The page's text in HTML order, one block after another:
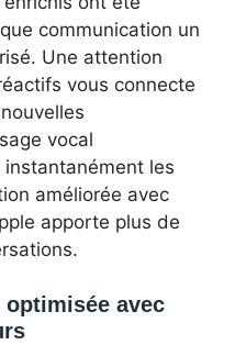
communication un
Une attention
vous connecte
vocal
les
améliorée avec
apporte plus de
avec